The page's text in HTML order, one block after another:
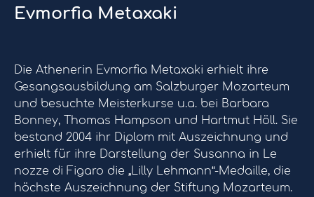
Evmorfia Metaxaki
Die Athenerin Evmorfia Metaxaki erhielt ihre
Gesangsausbildung am Salzburger Mozarteum
und besuchte Meisterkurse u.a. bei Barbara
Bonney, Thomas Hampson und Hartmut Höll. Sie
bestand 2004 ihr Diplom mit Auszeichnung und
erhielt für ihre Darstellung der Susanna in Le
nozze di Figaro die „Lilly Lehmann“-Medaille, die
höchste Auszeichnung der Stiftung Mozarteum.